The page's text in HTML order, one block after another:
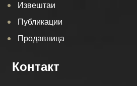
Извештаи
Публикации
Продавница
Контакт